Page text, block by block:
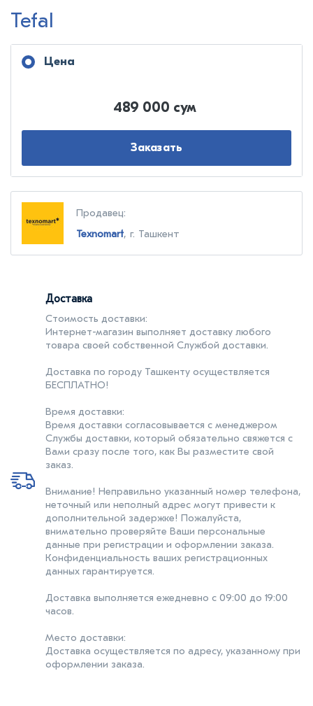
Tefal
Цена
489 000 сум
Заказать
Продавец:
Texnomart, г. Ташкент
Доставка
Стоимость доставки:
Интернет-магазин выполняет доставку любого
товара своей собственной Службой доставки.
Доставка по городу Ташкенту осуществляется
БЕСПЛАТНО!
Время доставки:
Время доставки согласовывается с менеджером
Службы доставки, который обязательно свяжется с
Вами сразу после того, как Вы разместите свой
заказ.
Внимание! Неправильно указанный номер телефона,
неточный или неполный адрес могут привести к
дополнительной задержке! Пожалуйста,
внимательно проверяйте Ваши персональные
данные при регистрации и оформлении заказа.
Конфиденциальность ваших регистрационных
данных гарантируется.
Доставка выполняется ежедневно с 09:00 до 19:00
часов.
Место доставки:
Доставка осуществляется по адресу, указанному при
оформлении заказа.